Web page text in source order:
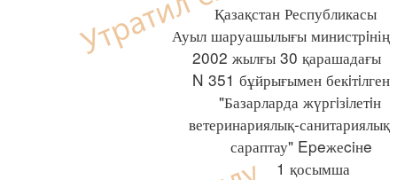
Қазақстан Республикасы
Ауыл шаруашылығы министрiнің
2002 жылғы 30 қарашадағы
N 351 бұйрығымен бекiтiлген
"Базарларда жүргiзiлетiн
ветеринариялық-санитариялық
сараптау" Epeжеciнe
1 қосымша